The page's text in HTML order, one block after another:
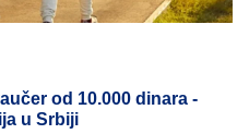
od 10.000 dinara -
u Srbiji